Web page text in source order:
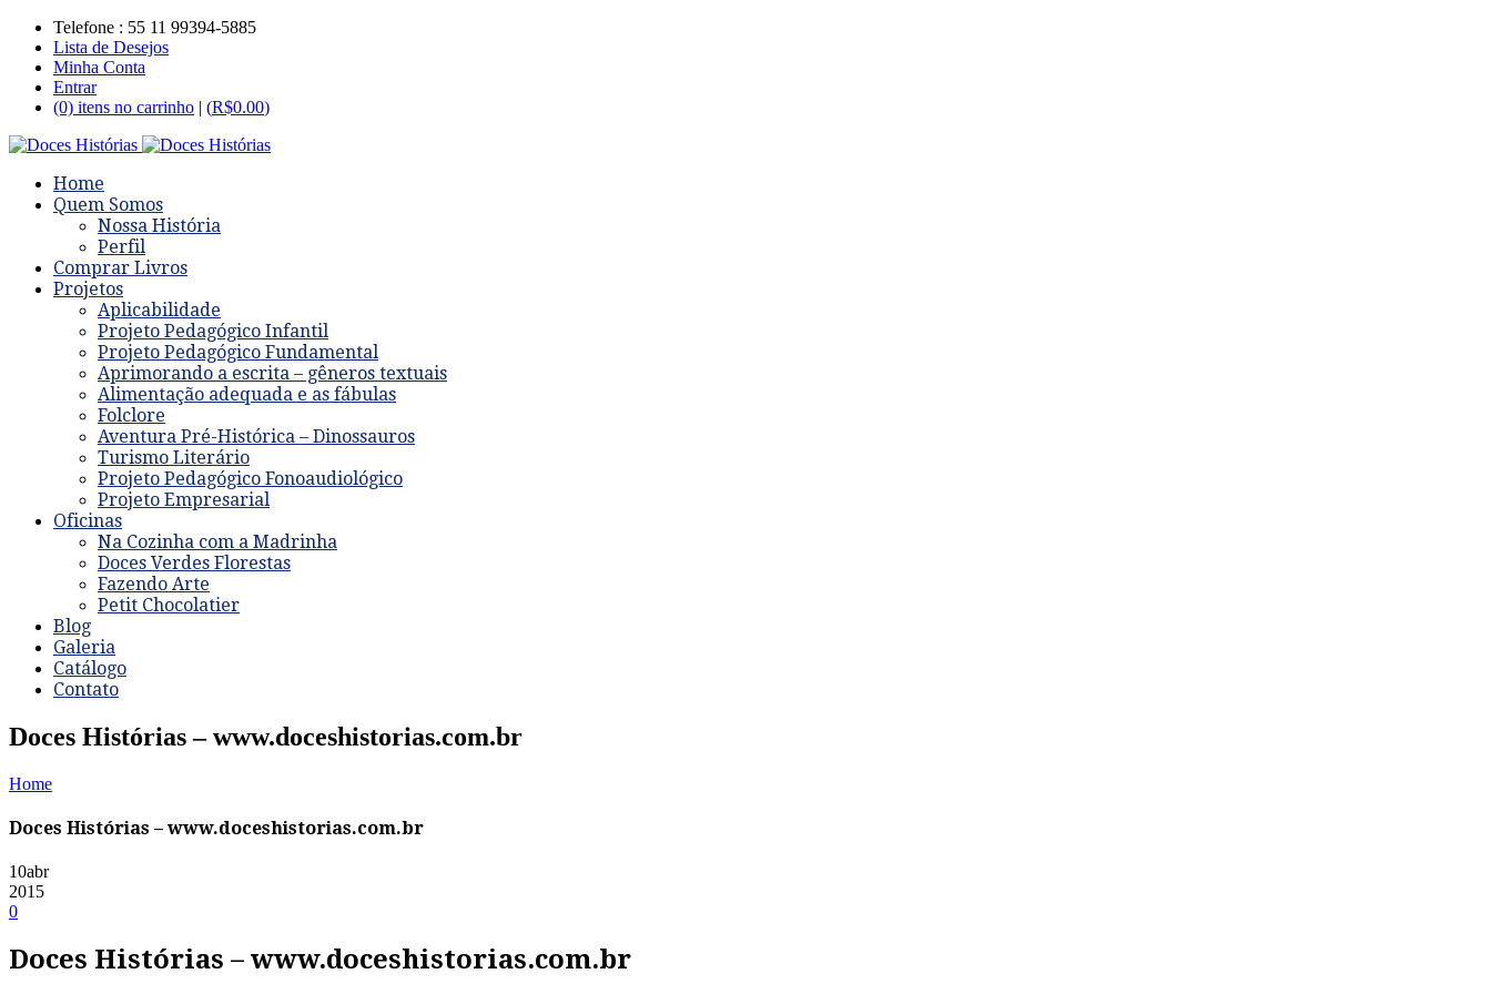
Telefone : 55 11 99394-5885
Lista de Desejos
Minha Conta
Entrar
(0) itens no carrinho | (R$0.00)
Home
Quem Somos
Nossa História
Perfil
Comprar Livros
Projetos
Aplicabilidade
Projeto Pedagógico Infantil
Projeto Pedagógico Fundamental
Aprimorando a escrita – gêneros textuais
Alimentação adequada e as fábulas
Folclore
Aventura Pré-Histórica – Dinossauros
Turismo Literário
Projeto Pedagógico Fonoaudiológico
Projeto Empresarial
Oficinas
Na Cozinha com a Madrinha
Doces Verdes Florestas
Fazendo Arte
Petit Chocolatier
Blog
Galeria
Catálogo
Contato
Doces Histórias – www.doceshistorias.com.br
Home
Doces Histórias – www.doceshistorias.com.br
10abr
2015
0
Doces Histórias – www.doceshistorias.com.br